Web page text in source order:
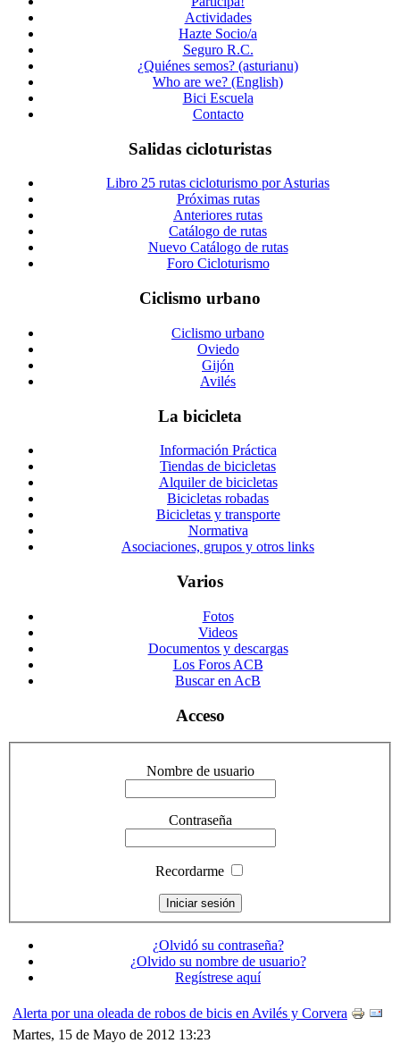
Actividades
Hazte Socio/a
Seguro R.C.
¿Quiénes semos? (asturianu)
Who are we? (English)
Bici Escuela
Contacto
Salidas cicloturistas
Libro 25 rutas cicloturismo por Asturias
Próximas rutas
Anteriores rutas
Catálogo de rutas
Nuevo Catálogo de rutas
Foro Cicloturismo
Ciclismo urbano
Ciclismo urbano
Oviedo
Gijón
Avilés
La bicicleta
Información Práctica
Tiendas de bicicletas
Alquiler de bicicletas
Bicicletas robadas
Bicicletas y transporte
Normativa
Asociaciones, grupos y otros links
Varios
Fotos
Videos
Documentos y descargas
Los Foros ACB
Buscar en AcB
Acceso
Nombre de usuario
Contraseña
Recordarme
¿Olvidó su contraseña?
¿Olvido su nombre de usuario?
Regístrese aquí
Alerta por una oleada de robos de bicis en Avilés y Corvera
Martes, 15 de Mayo de 2012 13:23